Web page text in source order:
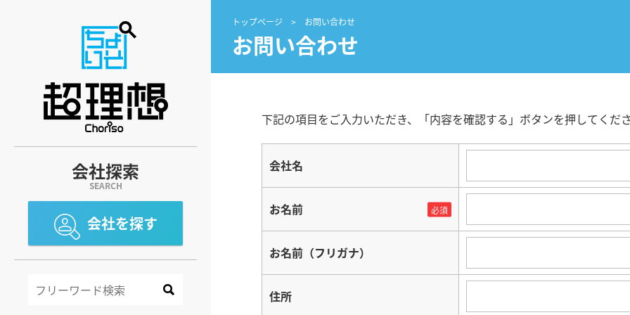
会社探索
SEARCH
会社を探す
トップページ お問い合わせ
お問い合わせ
下記の項目をご入力いただき、「内容を確認する」ボタンを押してくだ
会社名
お名前
お名前（フリガナ）
住所